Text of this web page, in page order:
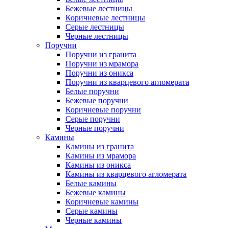
Бежевые лестницы
Коричневые лестницы
Серые лестницы
Черные лестницы
Поручни
Поручни из гранита
Поручни из мрамора
Поручни из оникса
Поручни из кварцевого агломерата
Белые поручни
Бежевые поручни
Коричневые поручни
Серые поручни
Черные поручни
Камины
Камины из гранита
Камины из мрамора
Камины из оникса
Камины из кварцевого агломерата
Белые камины
Бежевые камины
Коричневые камины
Серые камины
Черные камины